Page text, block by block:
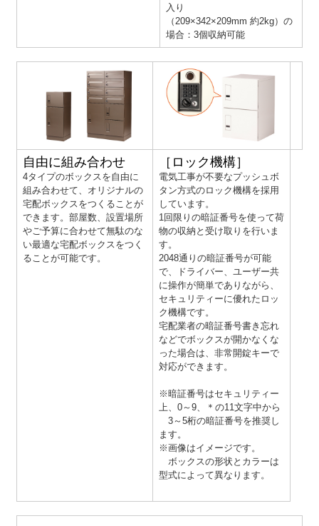
入り
（209×342×209mm 約2kg）の
場合：3個収納可能
自由に組み合わせ
4タイプのボックスを自由に
組み合わせて、オリジナルの
宅配ボックスをつくることが
できます。部屋数、設置場所
やご予算に合わせて無駄のな
い最適な宅配ボックスをつく
ることが可能です。
［ロック機構］
電気工事が不要なプッシュボ
タン方式のロック機構を採用
しています。
1回限りの暗証番号を使って荷
物の収納と受け取りを行いま
す。
2048通りの暗証番号が可能
で、ドライバー、ユーザー共
に操作が簡単でありながら、
セキュリティーに優れたロッ
ク機構です。
宅配業者の暗証番号書き忘れ
などでボックスが開かなくな
った場合は、非常開錠キーで
対応ができます。
※暗証番号はセキュリティー
上、0～9、＊の11文字中から
3～5桁の暗証番号を推奨し
ます。
※画像はイメージです。
ボックスの形状とカラーは
型式によって異なります。